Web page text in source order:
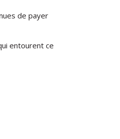
de payer
entourent ce